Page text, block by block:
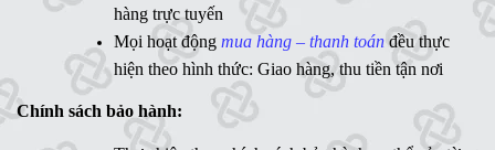
,Ổ cứng di động ,LCD,Networking, Linh kiện,....(Ms.
Vân Anh - 0775 163 765)
Hotline:
MaxLink - 0906 730 778
hàng trực tuyến
Mọi hoạt động mua hàng – thanh toán đều thực
hiện theo hình thức: Giao hàng, thu tiền tận nơi
Chính sách bảo hành: